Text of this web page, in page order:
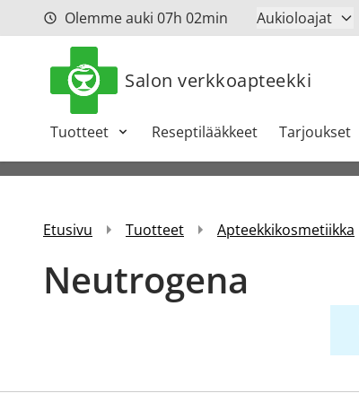
Siirry sisältöönOlemme auki 07h 02min Aukioloajat
Salon verkkoapteekki
Tuotteet Reseptilääkkeet Tarjoukset
Etusivu Tuotteet Apteekkikosmetiikka
Neutrogena